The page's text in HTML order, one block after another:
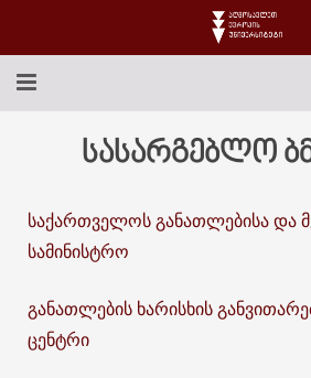
EEU-Ს ᲨᲔᲡᲐᲮᲔᲑ
ᲙᲕᲚᲔᲕᲐ
ᲑᲘᲑᲚᲘᲝᲗᲔᲙᲐ
სასარგებლო
საქართველოს განათლებისა და
სამინისტრო
განათლების ხარისხის
ცენტრი